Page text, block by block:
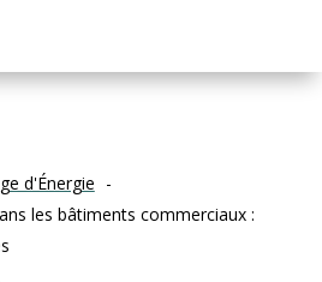
d'Énergie
les bâtiments commerciaux :